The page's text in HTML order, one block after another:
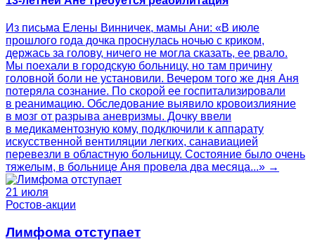
Из письма Елены Винничек, мамы Ани: «В июле
прошлого года дочка проснулась ночью с криком,
держась за голову, ничего не могла сказать, ее рвало.
Мы поехали в городскую больницу, но там причину
головной боли не установили. Вечером того же дня Аня
потеряла сознание. По скорой ее госпитализировали
в реанимацию. Обследование выявило кровоизлияние
в мозг от разрыва аневризмы. Дочку ввели
в медикаментозную кому, подключили к аппарату
искусственной вентиляции легких, санавиацией
перевезли в областную больницу. Состояние было очень
тяжелым, в больнице Аня провела два месяца...» →
21 июля
Ростов-акции
Лимфома отступает